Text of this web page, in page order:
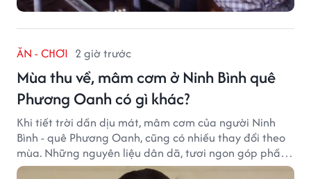
ĂN - CHƠI 2 giờ trước
Mùa thu về, mâm cơm ở Ninh Bình quê
Phương Oanh có gì khác?
Khi tiết trời dần dịu mát, mâm cơm của người Ninh
Bình - quê Phương Oanh, cũng có nhiều thay đổi theo
mùa. Những nguyên liệu dân dã, tươi ngon góp phần
tạo nên hương vị bình dị nhưng đầy cuốn hút của vùng